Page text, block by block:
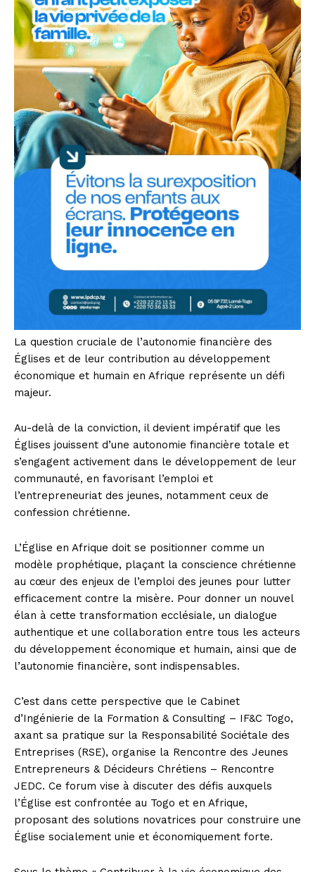
La question cruciale de l’autonomie financière des
Églises et de leur contribution au développement
économique et humain en Afrique représente un défi
majeur.
Au-delà de la conviction, il devient impératif que les
Églises jouissent d’une autonomie financière totale et
s’engagent activement dans le développement de leur
communauté, en favorisant l’emploi et
l’entrepreneuriat des jeunes, notamment ceux de
confession chrétienne.
L’Église en Afrique doit se positionner comme un
modèle prophétique, plaçant la conscience chrétienne
au cœur des enjeux de l’emploi des jeunes pour lutter
efficacement contre la misère. Pour donner un nouvel
élan à cette transformation ecclésiale, un dialogue
authentique et une collaboration entre tous les acteurs
du développement économique et humain, ainsi que de
l’autonomie financière, sont indispensables.
C’est dans cette perspective que le Cabinet
d’Ingénierie de la Formation & Consulting – IF&C Togo,
axant sa pratique sur la Responsabilité Sociétale des
Entreprises (RSE), organise la Rencontre des Jeunes
Entrepreneurs & Décideurs Chrétiens – Rencontre
JEDC. Ce forum vise à discuter des défis auxquels
l’Église est confrontée au Togo et en Afrique,
proposant des solutions novatrices pour construire une
Église socialement unie et économiquement forte.